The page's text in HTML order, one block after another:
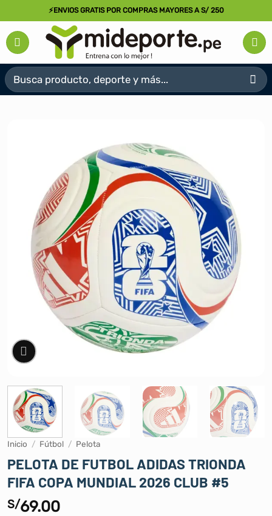
al
contenido
⚡ENVIOS GRATIS POR COMPRAS MAYORES A S/ 250
Buscar
por:
Inicio / Fútbol / Pelota
PELOTA DE FUTBOL ADIDAS TRIONDA
FIFA COPA MUNDIAL 2026 CLUB #5
S/69.00